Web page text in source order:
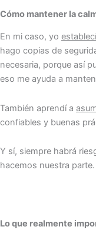
Cómo mantener la
En mi caso, yo
hago copias de
necesaria, porque así
eso me ayuda a
También aprendí a
confiables y buenas
Y sí, siempre habrá
hacemos nuestra parte.
Lo que realmente